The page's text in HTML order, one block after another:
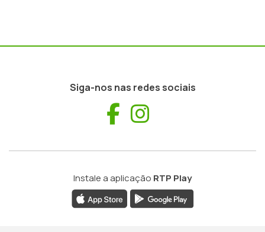
Siga-nos nas redes sociais
Facebook
Instale a aplicação RTP Play